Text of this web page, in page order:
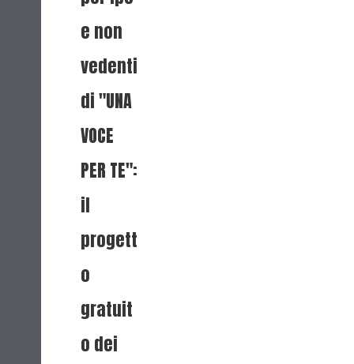
e non
vedenti
di "UNA
VOCE
PER TE":
il
progett
o
gratuit
o dei